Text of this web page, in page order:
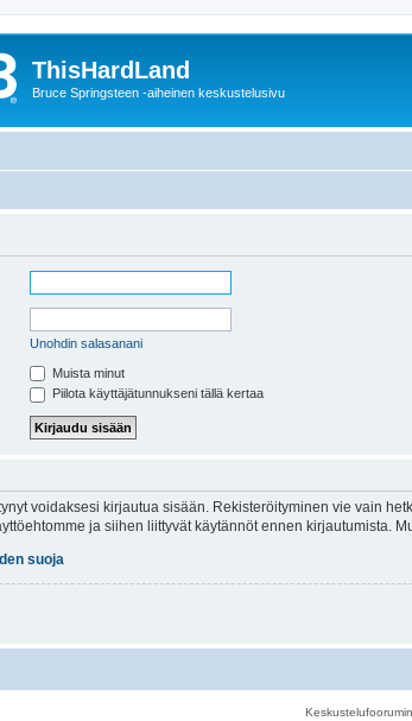
ThisHardLand
Bruce Springsteen -aiheinen keskustelusivu
Unohdin salasanani
Muista minut
Piilota käyttäjätunnukseni tällä kertaa
voidaksesi kirjautua sisään. Rekisteröityminen vie vain
ja siihen liittyvät käytännöt ennen kirjautumista.
suoja